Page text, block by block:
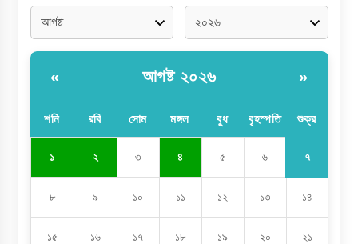
« আগষ্ট ২০২৬ »
শনি রবি সোম মঙ্গল বুধ বৃহস্পতি শুক্র
১ ২ ৩ ৪ ৫ ৬ ৭
৮ ৯ ১০ ১১ ১২ ১৩ ১৪
১৫ ১৬ ১৭ ১৮ ১৯ ২০ ২১